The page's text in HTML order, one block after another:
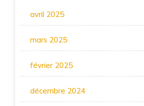
avril 2025
mars 2025
février 2025
décembre 2024